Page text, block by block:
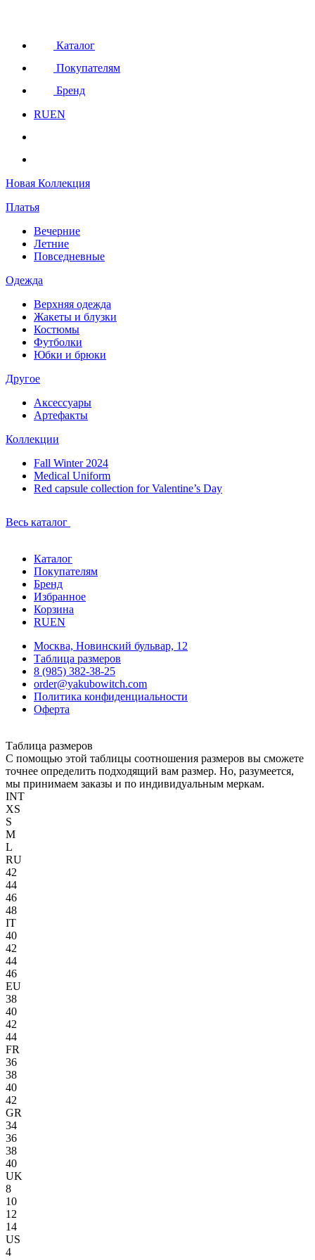
Каталог
Покупателям
Бренд
RUEN
Новая Коллекция
Платья
Вечерние
Летние
Повседневные
Одежда
Верхняя одежда
Жакеты и блузки
Костюмы
Футболки
Юбки и брюки
Другое
Аксессуары
Артефакты
Коллекции
Fall Winter 2024
Medical Uniform
Red capsule collection for Valentine’s Day
Весь каталог
Каталог
Покупателям
Бренд
Избранное
Корзина
RUEN
Москва, Новинский бульвар, 12
Таблица размеров
8 (985) 382-38-25
order@yakubowitch.com
Политика конфиденциальности
Оферта
Таблица размеров
С помощью этой таблицы соотношения размеров вы сможете
точнее определить подходящий вам размер. Но, разумеется,
мы принимаем заказы и по индивидуальным меркам.
INT
XS
S
M
L
RU
42
44
46
48
IT
40
42
44
46
EU
38
40
42
44
FR
36
38
40
42
GR
34
36
38
40
UK
8
10
12
14
US
4